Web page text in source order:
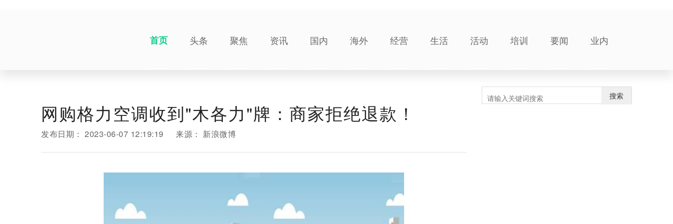
首页 头条 聚焦 资讯 国内 海外 经营 生活 活动 培训 要闻 业内
网购格力空调收到"木各力"牌：商家拒绝退款！
发布日期： 2023-06-07 12:19:19 来源： 新浪微博
搜索